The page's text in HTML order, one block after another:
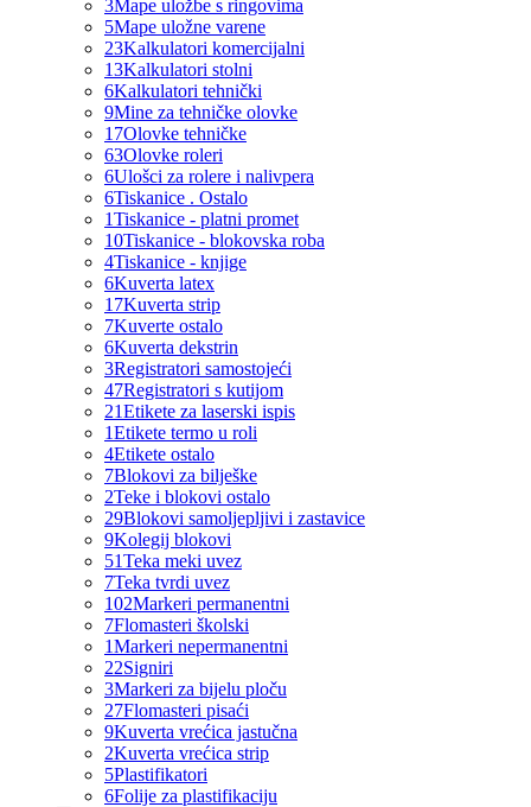
3Mape uložbe s ringovima
5Mape uložne varene
23Kalkulatori komercijalni
13Kalkulatori stolni
6Kalkulatori tehnički
9Mine za tehničke olovke
17Olovke tehničke
63Olovke roleri
6Ulošci za rolere i nalivpera
6Tiskanice . Ostalo
1Tiskanice - platni promet
10Tiskanice - blokovska roba
4Tiskanice - knjige
6Kuverta latex
17Kuverta strip
7Kuverte ostalo
6Kuverta dekstrin
3Registratori samostojeći
47Registratori s kutijom
21Etikete za laserski ispis
1Etikete termo u roli
4Etikete ostalo
7Blokovi za bilješke
2Teke i blokovi ostalo
29Blokovi samoljepljivi i zastavice
9Kolegij blokovi
51Teka meki uvez
7Teka tvrdi uvez
102Markeri permanentni
7Flomasteri školski
1Markeri nepermanentni
22Signiri
3Markeri za bijelu ploču
27Flomasteri pisaći
9Kuverta vrećica jastučna
2Kuverta vrećica strip
5Plastifikatori
6Folije za plastifikaciju